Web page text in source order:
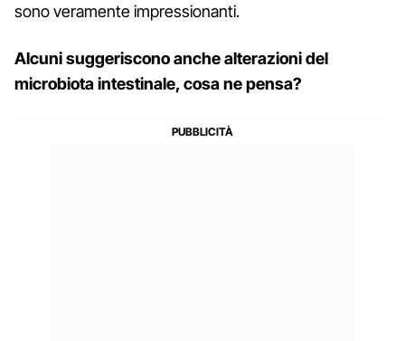
sono veramente impressionanti.
Alcuni suggeriscono anche alterazioni del
microbiota intestinale, cosa ne pensa?